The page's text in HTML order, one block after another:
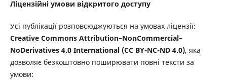
Ліцензійні умови відкритого доступу
Усі публікації розповсюджуються на умовах ліцензії:
Creative Commons Attribution–NonCommercial–
NoDerivatives 4.0 International (CC BY-NC-ND 4.0), яка
дозволяє безкоштовно поширювати повні тексти за
умови: